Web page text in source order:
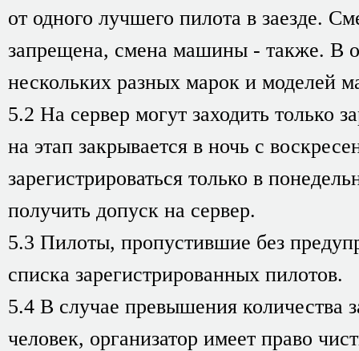
от одного лучшего пилота в заезде.
запрещена, смена машины - также. В
нескольких разных марок и моделей
5.2 На сервер могут заходить только
на этап закрывается в ночь с
зарегистрироваться только в
получить допуск на сервер.
5.3 Пилоты, пропустившие без
списка зарегистрированных пилотов.
5.4 В случае превышения количества
человек, организатор имеет право